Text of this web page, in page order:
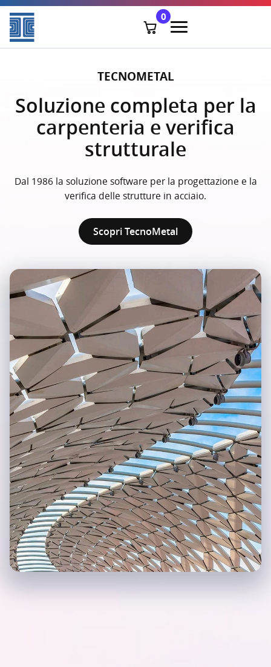
0
TECNOMETAL
Soluzione completa per la
carpenteria e verifica
strutturale
Dal 1986 la soluzione software per la progettazione e la
verifica delle strutture in acciaio.
Scopri TecnoMetal
ARTEN A4D
Il futuro della
progettazione edilizia
Dal 1990 software italiano per la progettazione
TECNOCAM
Ottimizzazione della
produzione
Software per la gestione della produzione dalla piccola